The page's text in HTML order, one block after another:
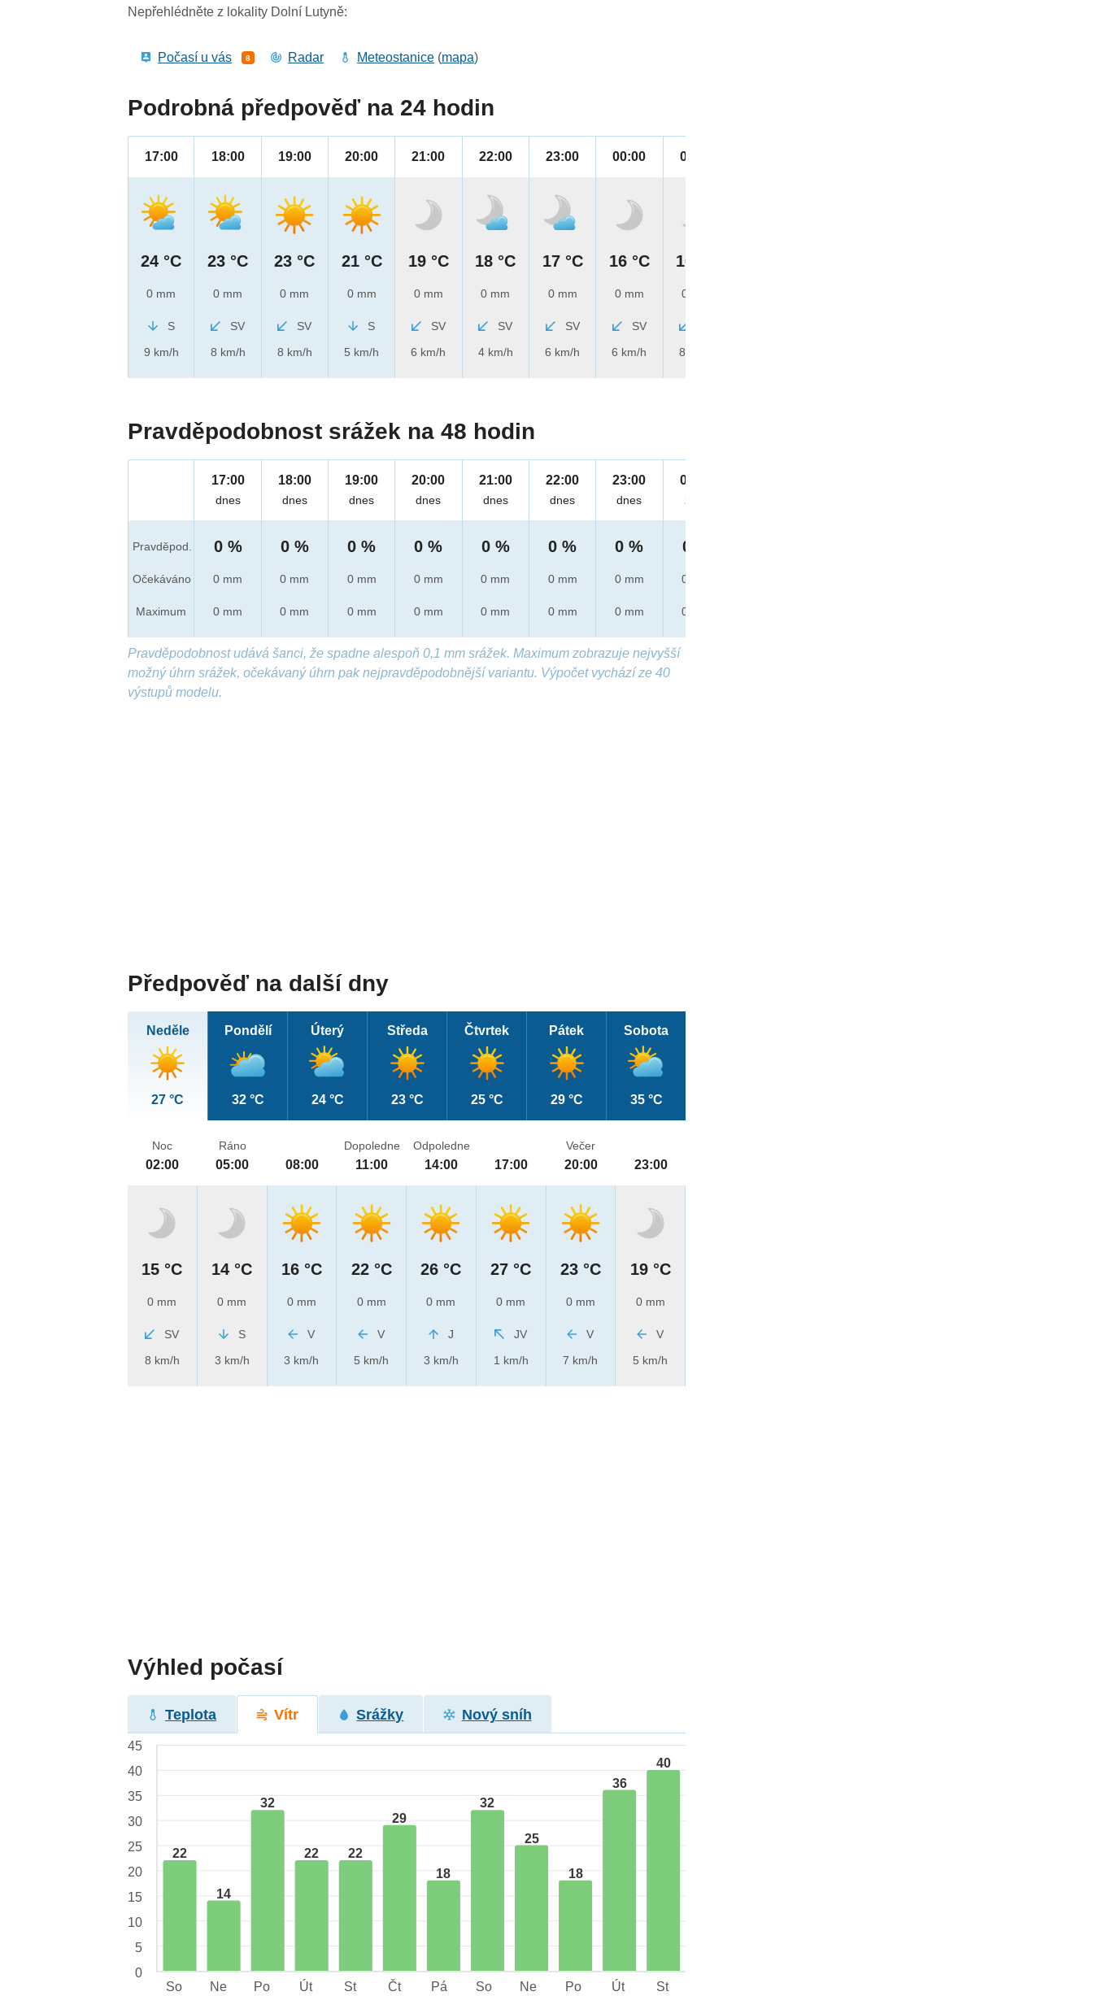
Nepřehlédněte z lokality Dolní Lutyně:
Počasí u vás 8 Radar Meteostanice (mapa)
Podrobná předpověď na 24 hodin
17:00
24 °C
0 mm
S
9 km/h
18:00
23 °C
0 mm
SV
8 km/h
19:00
23 °C
0 mm
SV
8 km/h
20:00
21 °C
0 mm
S
5 km/h
21:00
19 °C
0 mm
SV
6 km/h
22:00
18 °C
0 mm
SV
4 km/h
23:00
17 °C
0 mm
SV
6 km/h
00:00
16 °C
0 mm
SV
6 km/h
01:00
16 °C
0 mm
8 km/h
Pravděpodobnost srážek na 48 hodin
Pravděpod.
Očekáváno
Maximum
17:00
dnes
0 %
0 mm
0 mm
18:00
dnes
0 %
0 mm
0 mm
19:00
dnes
0 %
0 mm
0 mm
20:00
dnes
0 %
0 mm
0 mm
21:00
dnes
0 %
0 mm
0 mm
22:00
dnes
0 %
0 mm
0 mm
23:00
dnes
0 %
0 mm
0 mm
00:00
zítra
0 %
0 mm
0 mm
Pravděpodobnost udává šanci, že spadne alespoň 0,1 mm srážek. Maximum zobrazuje nejvyšší
možný úhrn srážek, očekávaný úhrn pak nejpravděpodobnější variantu. Výpočet vychází ze 40
výstupů modelu.
Předpověď na další dny
Neděle
27 °C
Pondělí
32 °C
Úterý
24 °C
Středa
23 °C
Čtvrtek
25 °C
Pátek
29 °C
Sobota
35 °C
Noc
02:00
15 °C
0 mm
SV
8 km/h
Ráno
05:00
14 °C
0 mm
S
3 km/h
08:00
16 °C
0 mm
V
3 km/h
Dopoledne
11:00
22 °C
0 mm
V
5 km/h
Odpoledne
14:00
26 °C
0 mm
J
3 km/h
17:00
27 °C
0 mm
JV
1 km/h
Večer
20:00
23 °C
0 mm
V
7 km/h
23:00
19 °C
0 mm
V
5 km/h
Výhled počasí
Teplota Vítr Srážky Nový sníh
22
14
32
22 22
29
18
32
25
18
36
40
45
40
35
30
25
20
15
10
5
0
So
Ne Po Út St Čt Pá So Ne Po Út St